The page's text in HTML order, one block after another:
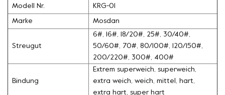
Modell Nr. KRG-01
Marke Mosdan
Streugut
6#, 16#, 18/20#, 25#, 30/40#,
50/60#, 70#, 80/100#, 120/150#,
200/220#, 300#, 400#
Bindung
Extrem superweich, superweich,
extra weich, weich, mittel, hart,
extra hart, super hart